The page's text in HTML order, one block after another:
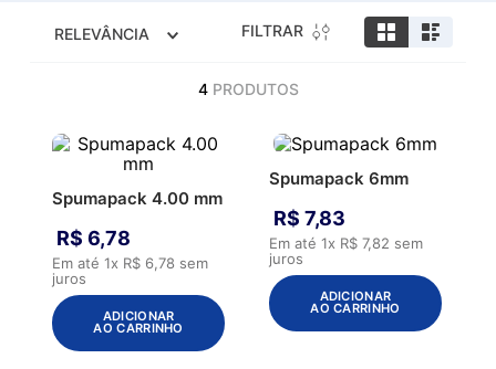
RELEVÂNCIA FILTRAR
4 PRODUTOS
Spumapack 4.00 mm
R$ 6,78
Em até1x R$ 6,78 sem
juros
ADICIONAR
AO CARRINHO
Spumapack 6mm
R$ 7,83
Em até 1x R$ 7,82 sem
juros
ADICIONAR
AO CARRINHO